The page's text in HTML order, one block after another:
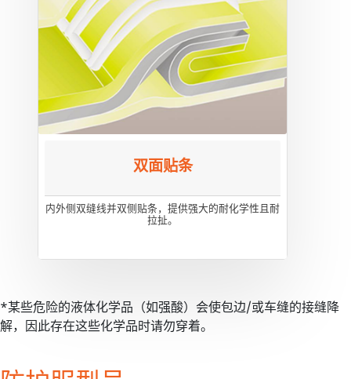
双面贴条
内外侧双缝线并双侧贴条，提供强大的耐化学性且耐
拉扯。
*某些危险的液体化学品（如强酸）会使包边/或车缝的接缝降
解，因此存在这些化学品时请勿穿着。